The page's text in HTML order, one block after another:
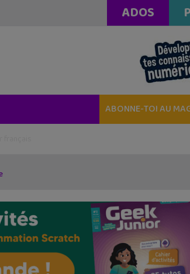
ADOS
ABONNE-TOI AU